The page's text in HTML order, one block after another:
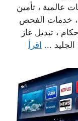
عالمية ، تأمين
، خدمات الفحص
، تبديل غاز
... اقرأ